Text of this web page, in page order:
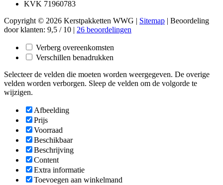
KVK 71960783
Copyright © 2026 Kerstpakketten WWG | Sitemap | Beoordeling
door klanten: 9,5 / 10 | 26 beoordelingen
Verberg overeenkomsten
Verschillen benadrukken
Selecteer de velden die moeten worden weergegeven. De overige
velden worden verborgen. Sleep de velden om de volgorde te
wijzigen.
Afbeelding
Prijs
Voorraad
Beschikbaar
Beschrijving
Content
Extra informatie
Toevoegen aan winkelmand